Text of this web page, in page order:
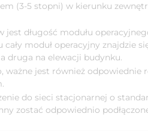
(3-5 stopni) w kierunku
długość modułu
moduł operacyjny znajdzie
druga na elewacji budynku.
ważne jest również
do sieci stacjonarnej o
zostać odpowiednio